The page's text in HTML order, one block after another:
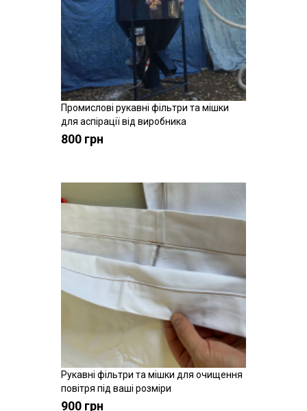
Купити
Промислові рукавні фільтри та мішки
для аспірації від виробника
800 грн
Купити
Рукавні фільтри та мішки для очищення
повітря під ваші розміри
900 грн